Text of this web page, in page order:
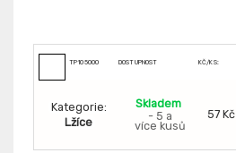
TP105000 DOSTUPNOST KČ/KS:
Kategorie:
Lžíce
Skladem
- 5 a
více kusů
57 Kč